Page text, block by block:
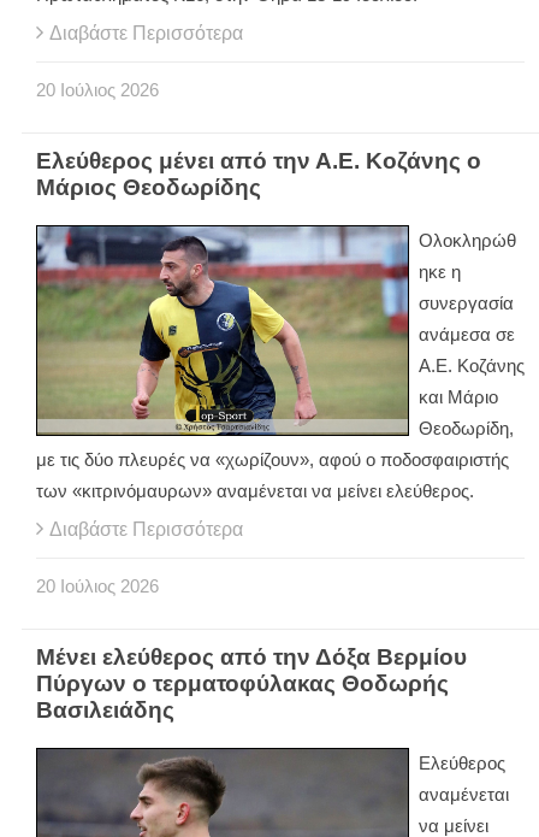
Διαβάστε Περισσότερα
20 Ιούλιος 2026
Ελεύθερος μένει από την Α.Ε. Κοζάνης ο
Μάριος Θεοδωρίδης
Ολοκληρώθ
ηκε η
συνεργασία
ανάμεσα σε
Α.Ε. Κοζάνης
και Μάριο
Θεοδωρίδη,
με τις δύο πλευρές να «χωρίζουν», αφού ο ποδοσφαιριστής
των «κιτρινόμαυρων» αναμένεται να μείνει ελεύθερος.
Διαβάστε Περισσότερα
20 Ιούλιος 2026
Μένει ελεύθερος από την Δόξα Βερμίου
Πύργων ο τερματοφύλακας Θοδωρής
Βασιλειάδης
Ελεύθερος
αναμένεται
να μείνει